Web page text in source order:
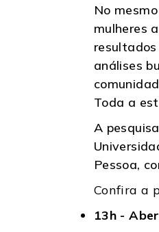
No
mulheres
análises
Toda a
A
Pessoa,
Confira a
13h -